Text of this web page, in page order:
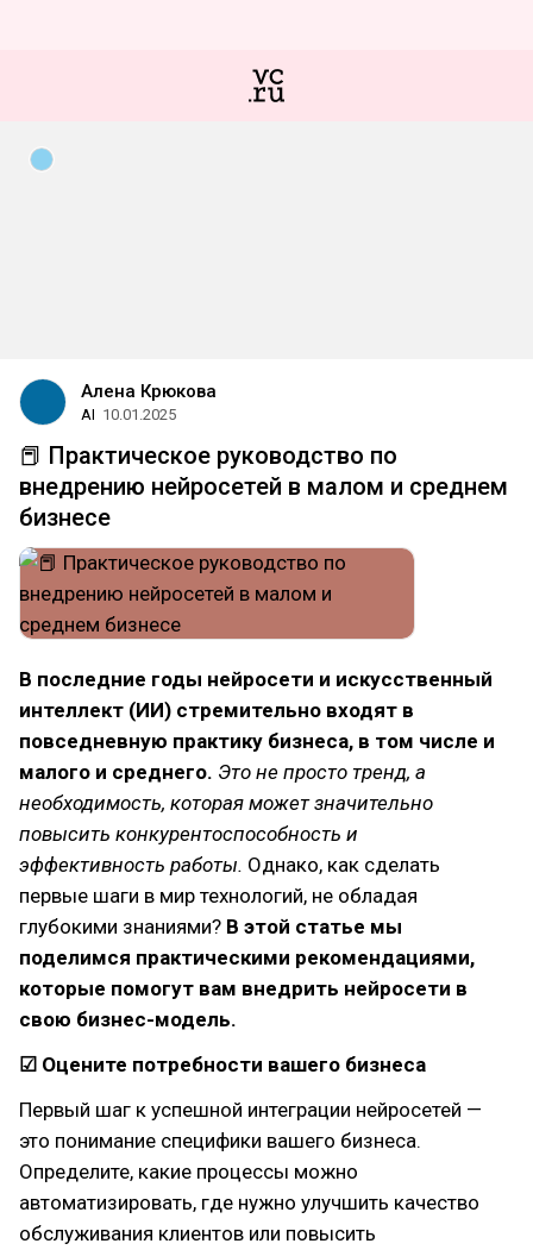
Алена Крюкова
AI 10.01.2025
📕 Практическое руководство по
внедрению нейросетей в малом и среднем
бизнесе
В последние годы нейросети и искусственный
интеллект (ИИ) стремительно входят в
повседневную практику бизнеса, в том числе и
малого и среднего. Это не просто тренд, а
необходимость, которая может значительно
повысить конкурентоспособность и
эффективность работы. Однако, как сделать
первые шаги в мир технологий, не обладая
глубокими знаниями? В этой статье мы
поделимся практическими рекомендациями,
которые помогут вам внедрить нейросети в
свою бизнес-модель.
☑ Оцените потребности вашего бизнеса
Первый шаг к успешной интеграции нейросетей —
это понимание специфики вашего бизнеса.
Определите, какие процессы можно
автоматизировать, где нужно улучшить качество
обслуживания клиентов или повысить